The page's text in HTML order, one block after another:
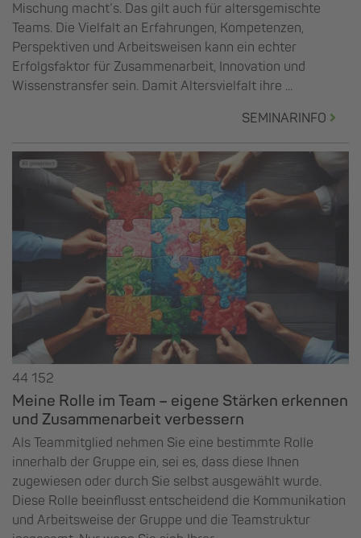
Mischung macht’s. Das gilt auch für altersgemischte
Teams. Die Vielfalt an Erfahrungen, Kompetenzen,
Perspektiven und Arbeitsweisen kann ein echter
Erfolgsfaktor für Zusammenarbeit, Innovation und
Wissenstransfer sein. Damit Altersvielfalt ihre ...
SEMINARINFO
44 152
Meine Rolle im Team – eigene Stärken erkennen
und Zusammenarbeit verbessern
Als Teammitglied nehmen Sie eine bestimmte Rolle
innerhalb der Gruppe ein, sei es, dass diese Ihnen
zugewiesen oder durch Sie selbst ausgewählt wurde.
Diese Rolle beeinflusst entscheidend die Kommunikation
und Arbeitsweise der Gruppe und die Teamstruktur